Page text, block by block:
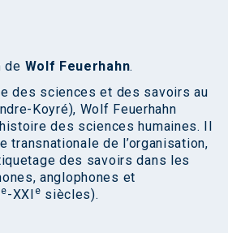
de Wolf Feuerhahn.
des sciences et des savoirs au
Koyré), Wolf Feuerhahn
des sciences humaines. Il
transnationale de l’organisation,
des savoirs dans les
anglophones et
e-XXIe siècles).